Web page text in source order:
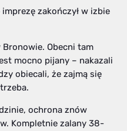
zakończył w izbie
Obecni tam
mocno pijany – nakazali
obiecali, że zajmą się
ochrona znów
Kompletnie zalany 38-